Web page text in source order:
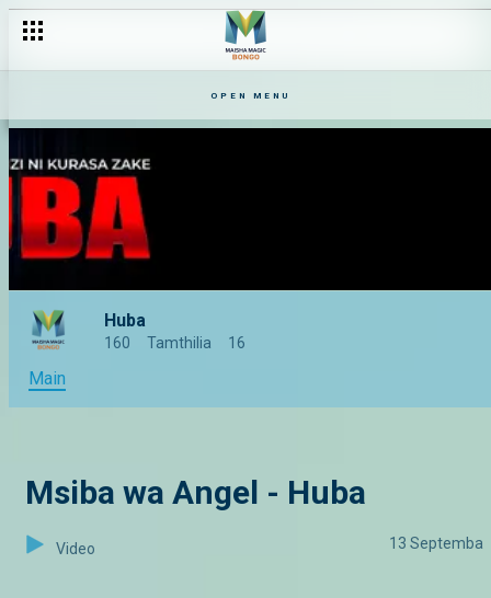
OPEN MENU
Huba
160 Tamthilia 16
Main
Msiba wa Angel - Huba
Video 13 Septemba